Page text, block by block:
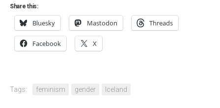
Share this:
Bluesky Mastodon Threads
Facebook X
Tags: feminism gender Iceland